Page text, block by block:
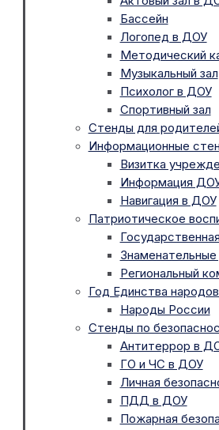
Бассейн
Логопед в ДОУ
Методический
Музыкальный зал
Психолог в ДОУ
Спортивный зал
Стенды для
Информационные
Визитка
Информация
Навигация в ДОУ
Патриотическое
Региональный
Год Единства
Народы России
Стенды по
Антитеррор в
ГО и ЧС в ДОУ
Личная
ПДД в ДОУ
Пожарная